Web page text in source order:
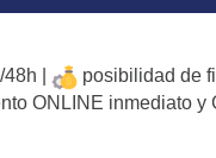
|
posibilidad de
ONLINE inmediato y